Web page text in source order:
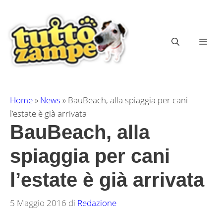
contenuto
Home» News » BauBeach, alla spiaggia per cani
l’estate è già arrivata
BauBeach, alla
spiaggia per cani
l’estate è già arrivata
5 Maggio 2016 di Redazione